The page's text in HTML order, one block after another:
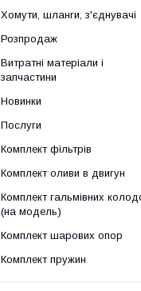
Хомути, шланги, з'єднувачі
Розпродаж
Витратні матеріали і
запчастини
Новинки
Послуги
Комплект фільтрів
Комплект оливи в двигун
Комплект гальмівних
(на модель)
Комплект шарових опор
Комплект пружин